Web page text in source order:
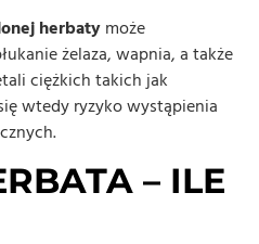
herbaty może
żelaza, wapnia, a także
ciężkich takich jak
wtedy ryzyko wystąpienia
– ILE